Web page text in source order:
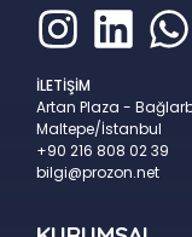
İLETİŞİM
Artan Plaza -
Maltepe/İstanbul
+90 216 808 02 39
bilgi@prozon.net